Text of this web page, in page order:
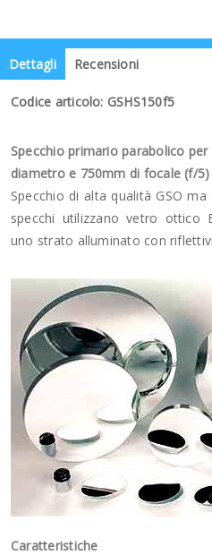
Dettagli Recensioni
Codice articolo: GSHS150f5
Specchio primario parabolico
diametro e 750mm di focale (f/5)
Specchio di alta qualità GSO
specchi utilizzano vetro ottico
uno strato alluminato con
Caratteristiche